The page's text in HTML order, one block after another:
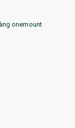
onemount